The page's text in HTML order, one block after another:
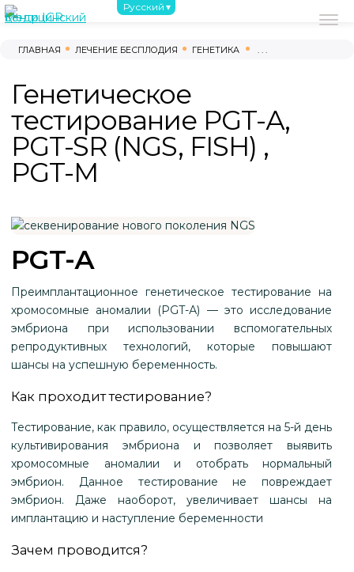
Русский
О нас
(096) 220-00-03
(095) 220-00-03
(093) 220-00-03
г. Киев, проспект Берестейский, 121-Б
ГЛАВНАЯ ЛЕЧЕНИЕ БЕСПЛОДИЯ ГЕНЕТИКА . . .
Генетическое
тестирование PGT-А,
PGT-SR (NGS, FISH) ,
PGT-M
PGT-А
Преимплантационное генетическое тестирование на
хромосомные аномалии (PGT-А) — это исследование
эмбриона при использовании вспомогательных
репродуктивных технологий, которые повышают
шансы на успешную беременность.
Как проходит тестирование?
Тестирование, как правило, осуществляется на 5-й день
культивирования эмбриона и позволяет выявить
хромосомные аномалии и отобрать нормальный
эмбрион. Данное тестирование не повреждает
эмбрион. Даже наоборот, увеличивает шансы на
имплантацию и наступление беременности
Зачем проводится?